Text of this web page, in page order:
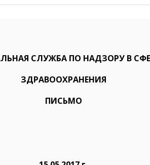
СЛУЖБА ПО НАДЗОРУ В
ЗДРАВООХРАНЕНИЯ
ПИСЬМО